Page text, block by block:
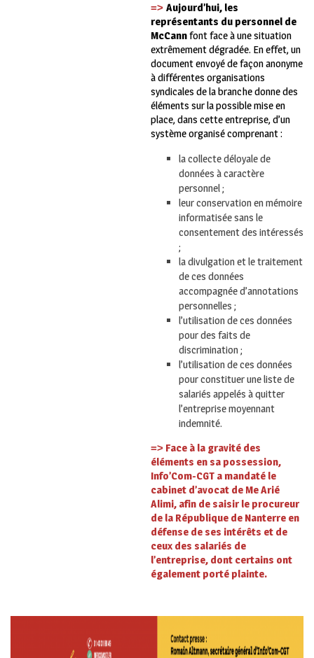
=> Aujourd’hui, les
représentants dupersonnel de
McCannfont face à une situation
extrêmement dégradée. En effet, un
document envoyé de façon anonyme
à différentes organisations
syndicales de la branche donne des
éléments sur la possible mise en
place, dans cette entreprise, d’un
système organisé comprenant :
la collecte déloyale de
données à caractère
personnel ;
leur conservation en mémoire
informatisée sans le
consentement des intéressés
;
la divulgation et le traitement
de ces données
accompagnée d’annotations
personnelles ;
l’utilisation de ces données
pour des faits de
discrimination ;
l’utilisation de ces données
pour constituer une liste de
salariés appelés à quitter
l’entreprise moyennant
indemnité.
=> Face à la gravité des
éléments en sa possession,
Info’Com-CGT a mandaté le
cabinet d’avocat de Me Arié
Alimi, afin de saisir le procureur
de la République de Nanterre en
défense de ses intérêts et de
ceux des salariés de
l’entreprise, dont certains ont
également porté plainte.